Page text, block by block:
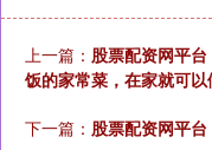
上一篇： 股票配资网平
饭的家常菜，在家就可
下一篇： 股票配资网平